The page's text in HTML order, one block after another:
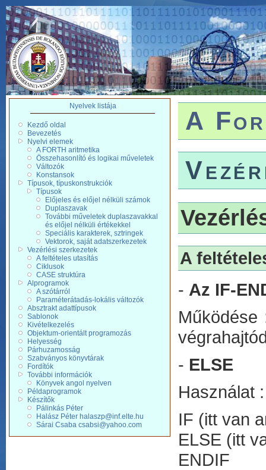
Nyelvek listája
Kezdő oldal
Bevezetés
Nyelvi elemek
A FORTH aritmetika
Összehasonlító és logikai műveletek
Változók
Konstansok
Típusok, típuskonstrukciók
Típusok
Előjeles és előjel nélküli számok
Duplaszavak
További műveletek duplaszavakkal
és előjel nélküli értékekkel
Speciális karakterek, sztringek
Vektorok, saját adatszerkezetek
Vezérlési szerkezetek
A feltételes utasítás
Ciklusok
CASE struktúra
Alprogramok
A szótárról
Paraméterátadás-lokális változók
Absztrakt adattípusok
Sablonok
Kivételkezelés
Objektum-orientált programozás
Helyesség
Párhuzamosság
Szabványos könyvtárak
Fordítók
További információk
Könyvek angol nyelven
Példaprogramok
Készítők
Pálinkás Péter
Halász Péter halaszp@inf.elte.hu
Sárai Csaba csabsi@yahoo.com
A
A
- Az IF-
- ELSE
Használat :
IF (itt van
ELSE (itt
ENDIF